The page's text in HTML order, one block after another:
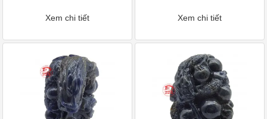
Xem chi tiết Xem chi tiết